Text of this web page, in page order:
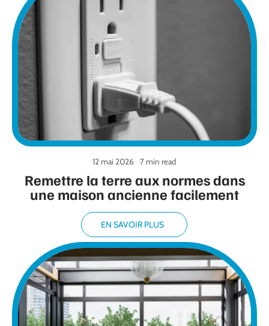
Remettre la terre aux normes dans
une maison ancienne facilement
12 mai 2026 7 min read
EN SAVOIR PLUS